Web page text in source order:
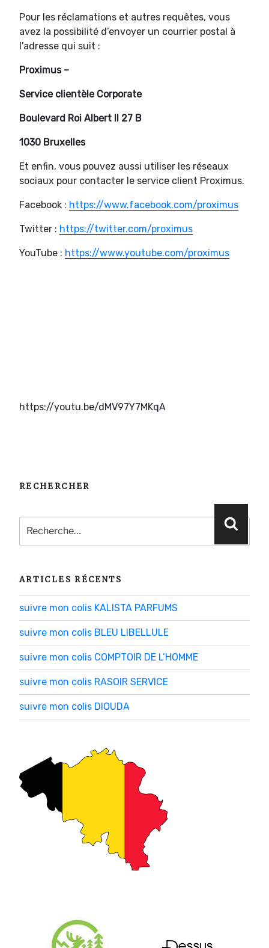
Pour les réclamations et autres requêtes, vous
avez la possibilité d’envoyer un courrier postal à
l’adresse qui suit :
Proximus –
Service clientèle Corporate
Boulevard Roi Albert II 27 B
1030 Bruxelles
Et enfin, vous pouvez aussi utiliser les réseaux
sociaux pour contacter le service client Proximus.
Facebook : https://www.facebook.com/proximus
Twitter : https://twitter.com/proximus
YouTube : https://www.youtube.com/proximus
https://youtu.be/dMV97Y7MKqA
RECHERCHER
Recherche
pour
:
ARTICLES RÉCENTS
suivre mon colis KALISTA PARFUMS
suivre mon colis BLEU LIBELLULE
suivre mon colis COMPTOIR DE L’HOMME
suivre mon colis RASOIR SERVICE
suivre mon colis DIOUDA